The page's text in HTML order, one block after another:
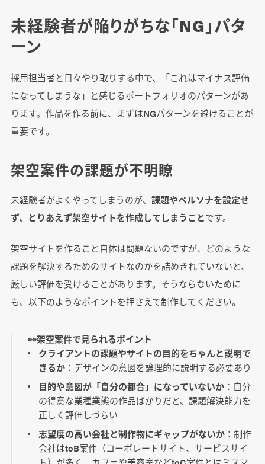
未経験者が陥りがちな「NG」パタ
ーン
採用担当者と日々やり取りする中で、「これはマイナス評価
になってしまうな」と感じるポートフォリオのパターンがあ
ります。作品を作る前に、まずはNGパターンを避けることが
重要です。
架空案件の課題が不明瞭
未経験者がよくやってしまうのが、 課題やペルソナを設定せ
ず、とりあえず架空サイトを作成してしまうことです。
架空サイトを作ること自体は問題ないのですが、どのような
課題を解決するためのサイトなのかを詰めきれていないと、
厳しい評価を受けることがあります。そうならないために
も、以下のようなポイントを押さえて制作してください。
👀架空案件で見られるポイント
クライアントの課題やサイトの目的をちゃんと説明で
きるか ：デザインの意図を論理的に説明する必要あり
目的や意図が「自分の都合」になっていないか ：自分
の得意な業種業態の作品ばかりだと、課題解決能力を
正しく評価しづらい
志望度の高い会社と制作物にギャップがないか ：制作
会社はtoB案件（コーポレートサイト、サービスサイ